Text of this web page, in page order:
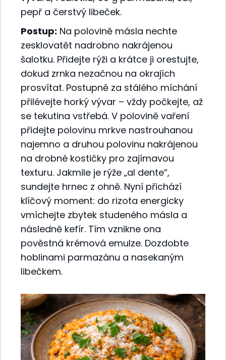
pepř a čerstvý libeček.
Postup: Na polovině másla nechte
zesklovatět nadrobno nakrájenou
šalotku. Přidejte rýži a krátce ji orestujte,
dokud zrnka nezačnou na okrajích
prosvítat. Postupně za stálého míchání
přilévejte horký vývar – vždy počkejte, až
se tekutina vstřebá. V polovině vaření
přidejte polovinu mrkve nastrouhanou
najemno a druhou polovinu nakrájenou
na drobné kostičky pro zajímavou
texturu. Jakmile je rýže „al dente“,
sundejte hrnec z ohně. Nyní přichází
klíčový moment: do rizota energicky
vmíchejte zbytek studeného másla a
následně kefír. Tím vznikne ona
pověstná krémová emulze. Dozdobte
hoblinami parmazánu a nasekaným
libečkem.